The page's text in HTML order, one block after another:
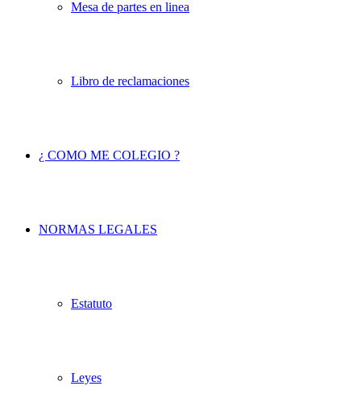
Mesa de partes en linea
Libro de reclamaciones
¿ COMO ME COLEGIO ?
NORMAS LEGALES
Estatuto
Leyes